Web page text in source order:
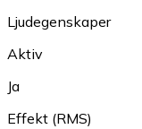
Ljudegenskaper
Aktiv
Ja
Effekt (RMS)